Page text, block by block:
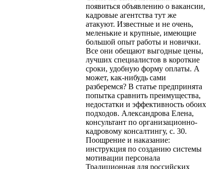
появиться объявлению о вакансии,
кадровые агентства тут же
атакуют. Известные и не очень,
меленькие и крупные, имеющие
большой опыт работы и новички.
Все они обещают выгодные цены,
лучших специалистов в короткие
сроки, удобную форму оплаты. А
может, как-нибудь сами
разберемся? В статье предпринята
попытка сравнить преимущества,
недостатки и эффективность обоих
подходов. Александрова Елена,
консультант по организационно-
кадровому консалтингу, с. 30.
Поощрение и наказание:
инструкция по созданию системы
мотивации персонала
Традиционная для российских